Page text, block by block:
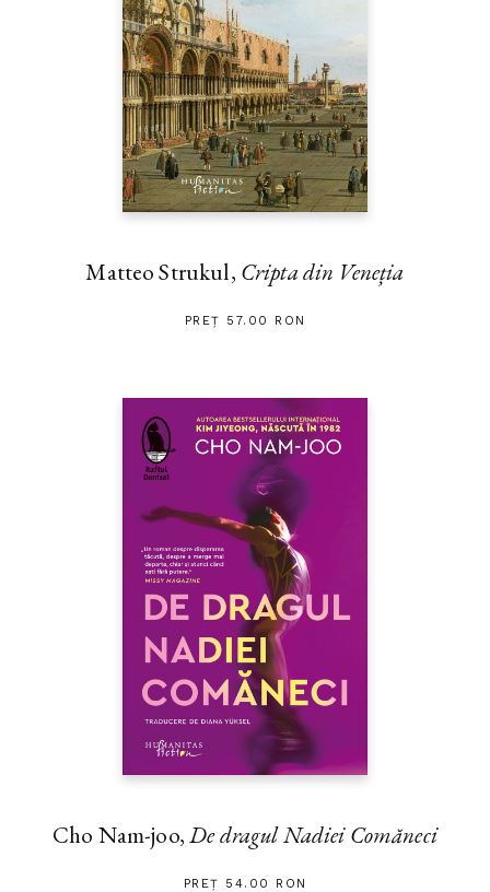
Matteo Strukul, Cripta din Veneția
PREȚ 57.00 RON
Cho Nam-joo,De dragul Nadiei Comăneci
PREȚ 54.00 RON